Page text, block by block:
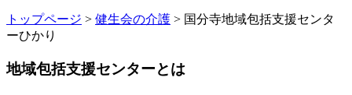
トップページ > 健生会の介護 > 国分寺地域包括支援センタ
ーひかり
地域包括支援センターとは